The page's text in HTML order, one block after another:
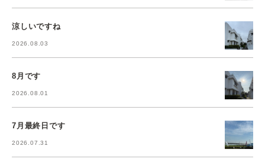
涼しいですね
2026.08.03
8月です
2026.08.01
7月最終日です
2026.07.31